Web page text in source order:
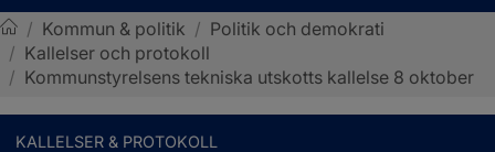
Sotenäs kommun
/ Kommun & politik / Politik och demokrati
/ Kallelser och protokoll
/ Kommunstyrelsens tekniska utskotts kallelse 8 oktober
KALLELSER & PROTOKOLL